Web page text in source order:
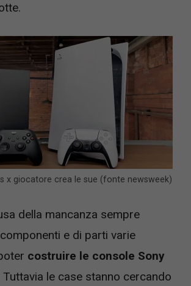
x giocatore crea le sue (fonte newsweek)
della mancanza sempre
e di parti varie
costruire le console Sony
Tuttavia le case stanno cercando